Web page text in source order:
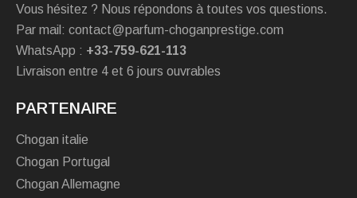
Vous hésitez ? Nous répondons à toutes vos questions.
Par mail: contact@parfum-choganprestige.com
WhatsApp : +33-759-621-113
Livraison entre 4 et 6 jours ouvrables
PARTENAIRE
Chogan italie
Chogan Portugal
Chogan Allemagne